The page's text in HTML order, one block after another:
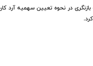
در نحوه تعیین سهمیه آرد